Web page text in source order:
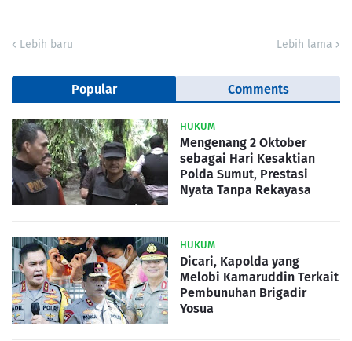
Lebih baru Lebih lama
Popular Comments
HUKUM
Mengenang 2 Oktober
sebagai Hari Kesaktian
Polda Sumut, Prestasi
Nyata Tanpa Rekayasa
HUKUM
Dicari, Kapolda yang
Melobi Kamaruddin Terkait
Pembunuhan Brigadir
Yosua